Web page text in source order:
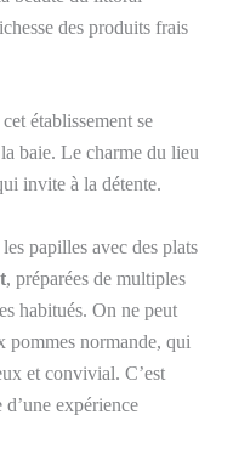
des produits frais
établissement se
baie. Le charme du lieu
invite à la détente.
papilles avec des plats
, préparées de multiples
habitués. On ne peut
pommes normande, qui
et convivial. C’est
d’une expérience